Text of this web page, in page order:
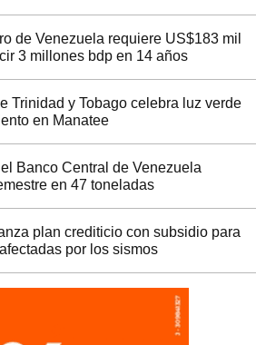
de Venezuela requiere US$183 mil
3 millones bdp en 14 años
Trinidad y Tobago celebra luz verde
en Manatee
Banco Central de Venezuela
en 47 toneladas
plan crediticio con subsidio para
por los sismos